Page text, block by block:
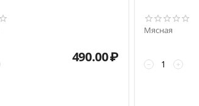
490.00₽
Мясная
+
−